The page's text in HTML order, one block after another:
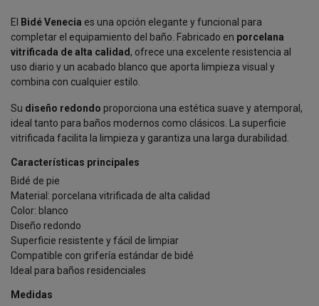
El Bidé Venecia es una opción elegante y funcional para
completar el equipamiento del baño. Fabricado en porcelana
vitrificada de alta calidad, ofrece una excelente resistencia al
uso diario y un acabado blanco que aporta limpieza visual y
combina con cualquier estilo.
Su diseño redondo proporciona una estética suave y atemporal,
ideal tanto para baños modernos como clásicos. La superficie
vitrificada facilita la limpieza y garantiza una larga durabilidad.
Características principales
Bidé de pie
Material: porcelana vitrificada de alta calidad
Color: blanco
Diseño redondo
Superficie resistente y fácil de limpiar
Compatible con grifería estándar de bidé
Ideal para baños residenciales
Medidas